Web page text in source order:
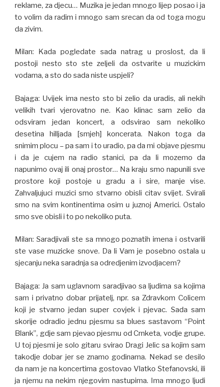
reklame, za djecu… Muzika je jedan mnogo lijep posao i ja
to volim da radim i mnogo sam srecan da od toga mogu
da zivim.
Milan: Kada pogledate sada natrag u proslost, da li
postoji nesto sto ste zeljeli da ostvarite u muzickim
vodama, a sto do sada niste uspjeli?
Bajaga: Uvijek ima nesto sto bi zelio da uradis, ali nekih
velikih tvari vjerovatno ne. Kao klinac sam zelio da
odsviram jedan koncert, a odsvirao sam nekoliko
desetina hilljada [smjeh] koncerata. Nakon toga da
snimim plocu – pa sam i to uradio, pa da mi objave pjesmu
i da je cujem na radio stanici, pa da li mozemo da
napunimo ovaj ili onaj prostor… Na kraju smo napunili sve
prostore koji postoje u gradu a i sire, manje vise.
Zahvaljujuci muzici smo stvarno obisli citav svijet. Svirali
smo na svim kontinentima osim u juznoj Americi. Ostalo
smo sve obisli i to po nekoliko puta.
Milan: Saradjivali ste sa mnogo poznatih imena i ostvarili
ste vase muzicke snove. Da li Vam je posebno ostala u
sjecanju neka saradnja sa odredjenim izvodjacem?
Bajaga: Ja sam uglavnom saradjivao sa ljudima sa kojima
sam i privatno dobar prijatelj, npr. sa Zdravkom Colicem
koji je stvarno jedan super covjek i pjevac. Sada sam
skorije odradio jednu pjesmu sa blues sastavom “Point
Blank”, gdje sam pjevao pjesmu od Crnketa, vodje grupe.
U toj pjesmi je solo gitaru svirao Dragi Jelic sa kojim sam
takodje dobar jer se znamo godinama. Nekad se desilo
da nam je na koncertima gostovao Vlatko Stefanovski, ili
ja njemu na nekim njegovim nastupima. Ima mnogo ljudi